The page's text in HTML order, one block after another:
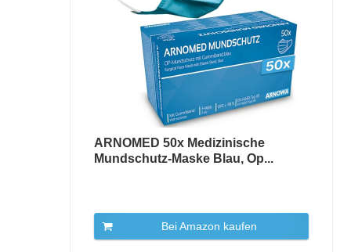
ARNOMED 50x Medizinische
Mundschutz-Maske Blau, Op...
Bei Amazon kaufen